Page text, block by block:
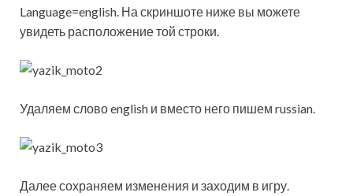
Language=english. На скриншоте ниже вы можете
увидеть расположение той строки.
Удаляем слово english и вместо него пишем russian.
Далее сохраняем изменения и заходим в игру.